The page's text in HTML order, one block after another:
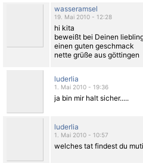
wasseramsel
19. Mai 2010 - 12:28
hi kita
beweißt bei Deinen
einen guten geschmack
nette grüße aus göttingen
luderlia
1. Mai 2010 - 19:36
ja bin mir halt sicher.....
luderlia
1. Mai 2010 - 10:57
welches tat findest du